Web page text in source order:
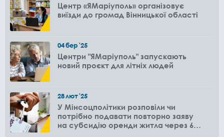
Центр «ЯМаріуполь» організовує
виїзди до громад Вінницької області
04бер'25
Центри "ЯМаріуполь" запускають
новий проєкт для літніх людей
28лют'25
У Мінсоцполітики розповіли чи
потрібно подавати повторно заяву
на субсидію оренди житла через 6